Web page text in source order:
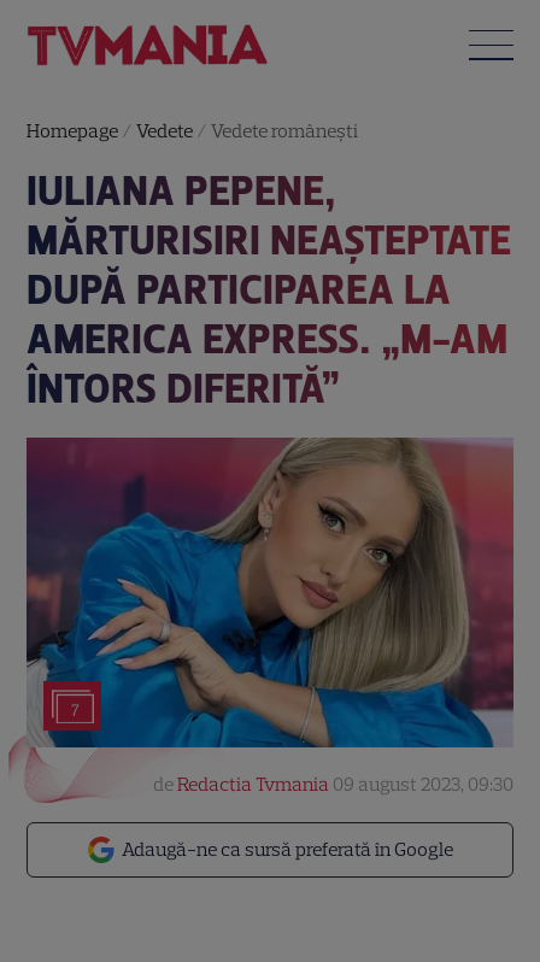
Homepage /Vedete /Vedete româneşti
IULIANA PEPENE,
MĂRTURISIRI NEAȘTEPTATE
DUPĂ PARTICIPAREA LA
AMERICA EXPRESS. „M-AM
ÎNTORS DIFERITĂ”
7
Adaugă-ne ca sursă preferată în Google
deRedactia Tvmania 09 august 2023, 09:30